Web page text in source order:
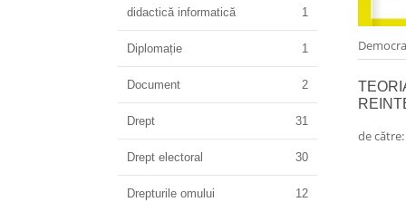
de către:
didactică informatică 1
Diplomație 1
Document 2
Drept 31
Drept electoral 30
Drepturile omului 12